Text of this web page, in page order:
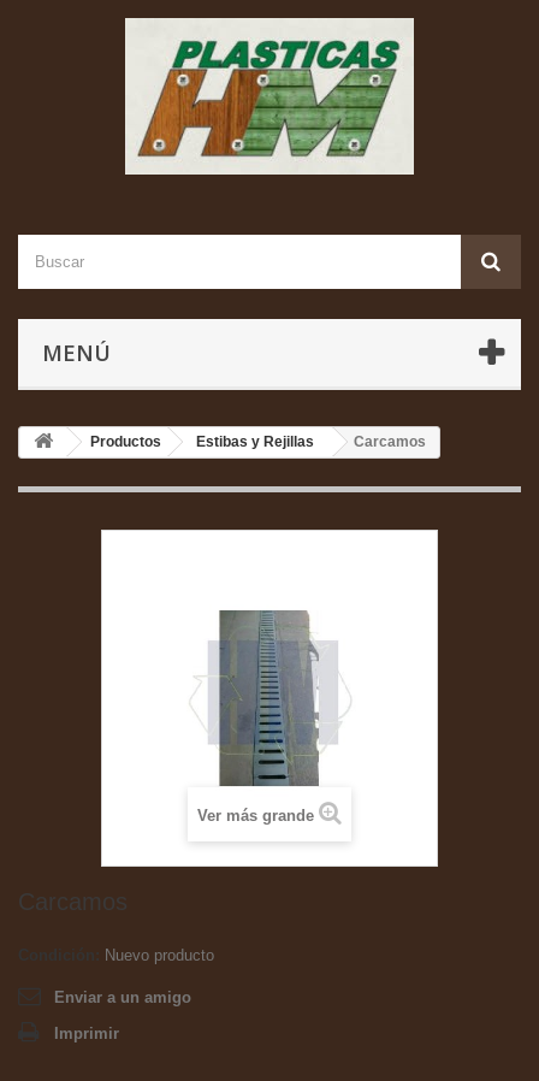
MENÚ
Productos Estibas y Rejillas Carcamos
Ver más grande
Carcamos
Nuevo producto
Enviar a un amigo
Imprimir